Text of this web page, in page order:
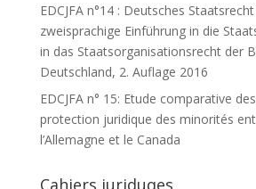
EDCJFA n°14 : Deutsches
zweisprachige Einführung in die
in das Staatsorganisationsrecht der
Deutschland, 2. Auflage 2016
EDCJFA n° 15: Etude comparative
protection juridique des minorités
l’Allemagne et le Canada
Cahiers juriduqes